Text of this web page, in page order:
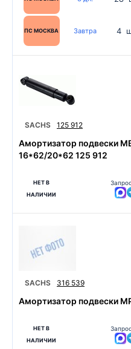
ПС МОСКВА Завтра 4
SACHS 125 912
Амортизатор подвески
16*62/20*62 125 912
НЕТ В
НАЛИЧИИ
SACHS 316 539
Амортизатор подвески
НЕТ В
НАЛИЧИИ